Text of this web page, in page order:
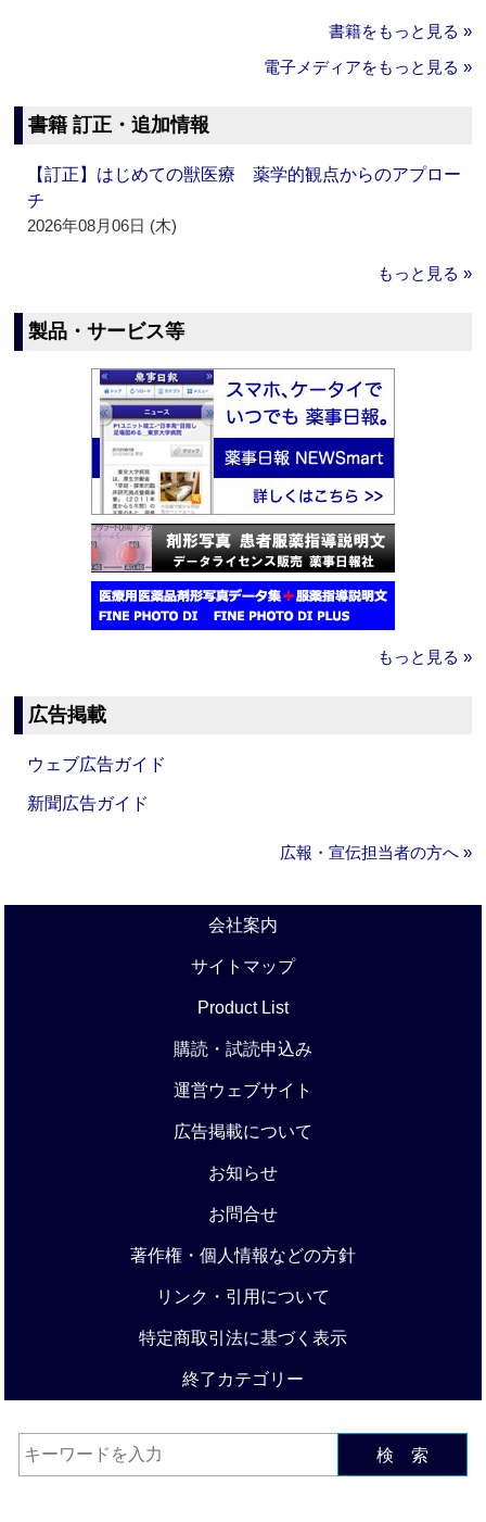
書籍をもっと見る »
電子メディアをもっと見る »
書籍 訂正・追加情報
【訂正】はじめての獣医療 薬学的観点からのアプロー
チ
2026年08月06日 (木)
もっと見る »
製品・サービス等
もっと見る »
広告掲載
ウェブ広告ガイド
新聞広告ガイド
広報・宣伝担当者の方へ »
会社案内
サイトマップ
Product List
購読・試読申込み
運営ウェブサイト
広告掲載について
お知らせ
お問合せ
著作権・個人情報などの方針
リンク・引用について
特定商取引法に基づく表示
終了カテゴリー
検 索